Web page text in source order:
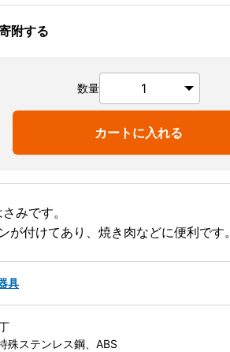
附する
数量
カートに入れる
みです。
付けてあり、焼き肉などに便利です。
具
殊ステンレス鋼、ABS